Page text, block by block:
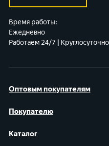
Оптовым покупателям
Покупателю
Каталог
Время работы:
Ежедневно
Работаем 24/7 |